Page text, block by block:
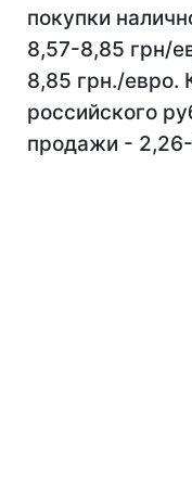
покупки
8,57-8,85 грн/
8,85 грн./евро.
российского
продажи - 2,26-